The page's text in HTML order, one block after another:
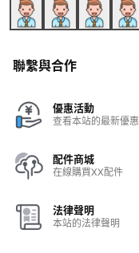
聯繫與合作
優惠活動
查看本站的最新優惠
配件商城
在線購買XX配件
法律聲明
本站的法律聲明